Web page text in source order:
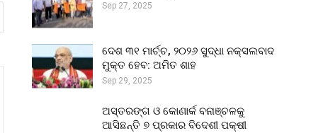
Sep 27, 2025
ଦେଶ ୩୧ ମାର୍ଚ୍ଚ, ୨୦୨୬ ସୁଦ୍ଧା ନକ୍ସଲବାଦ
ମୁକ୍ତ ହେବ: ଅମିତ ଶାହ
Sep 29, 2025
ଅସ୍ତରଙ୍ଗ ଓ କୋଣାର୍କ ବନାଞ୍ଚଳକୁ
ଆସିଛନ୍ତି ୭ ପ୍ରକାର ବିଦେଶୀ ପକ୍ଷୀ